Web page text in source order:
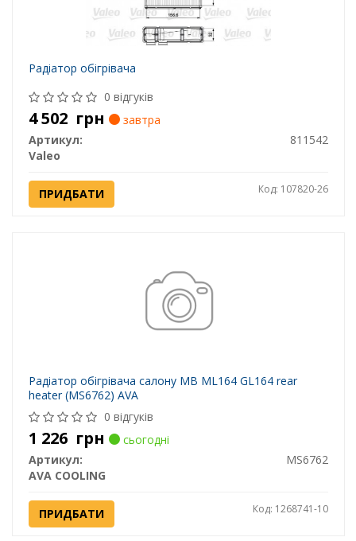
Радіатор обігрівача
0 відгуків
4 502 грн
завтра
Артикул:
811542
Valeo
ПРИДБАТИ Код: 107820-26
Радіатор обігрівача салону MB ML164 GL164 rear
heater (MS6762) AVA
0 відгуків
1 226 грн
сьогодні
Артикул:
MS6762
AVA COOLING
ПРИДБАТИ Код: 1268741-10